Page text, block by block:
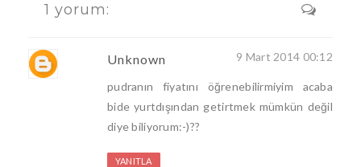
1 yorum:
Unknown 9 Mart 2014 00:12
pudranın fiyatını öğrenebilirmiyim acaba
bide yurtdışından getirtmek mümkün değil
diye biliyorum:-)??
YANITLA